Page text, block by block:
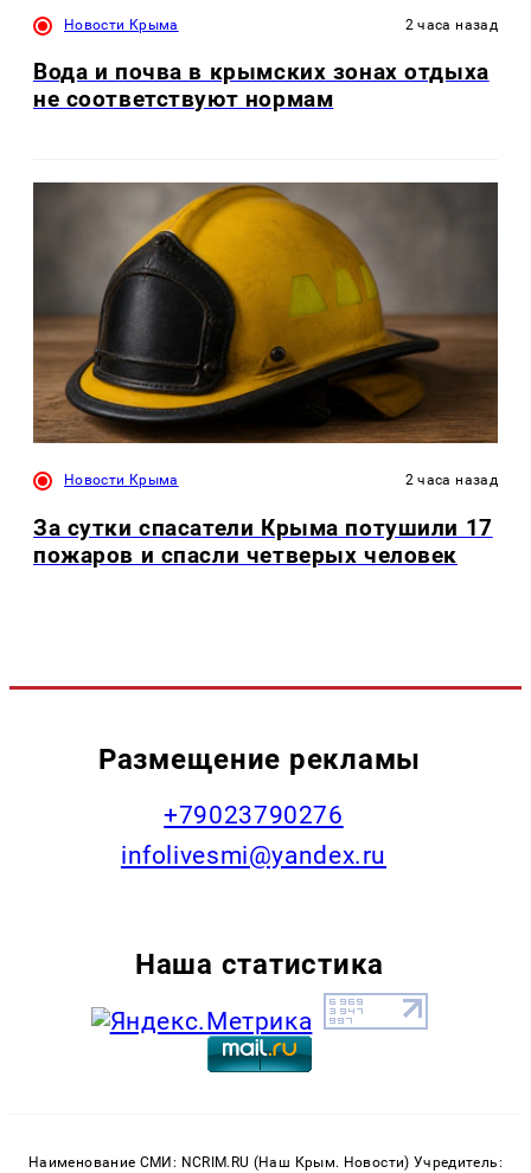
Новости Крыма 2 часа назад
Вода и почва в крымских зонах отдыха
не соответствуют нормам
Новости Крыма 2 часа назад
За сутки спасатели Крыма потушили 17
пожаров и спасли четверых человек
Размещение рекламы
+79023790276
infolivesmi@yandex.ru
Наша статистика
Наименование СМИ: NCRIM.RU (Наш Крым. Новости) Учредитель: